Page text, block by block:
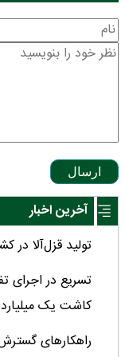
ارسال
آخرین اخبار
تولید قزل‌آلا در کشور از ۲۷۳ هزار
تسریع در اجرای
کاشت یک
راهکارهای